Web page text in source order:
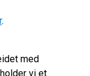
.
med
vi et